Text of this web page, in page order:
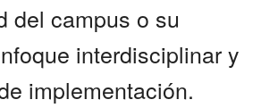
del campus o su
interdisciplinar y
implementación.